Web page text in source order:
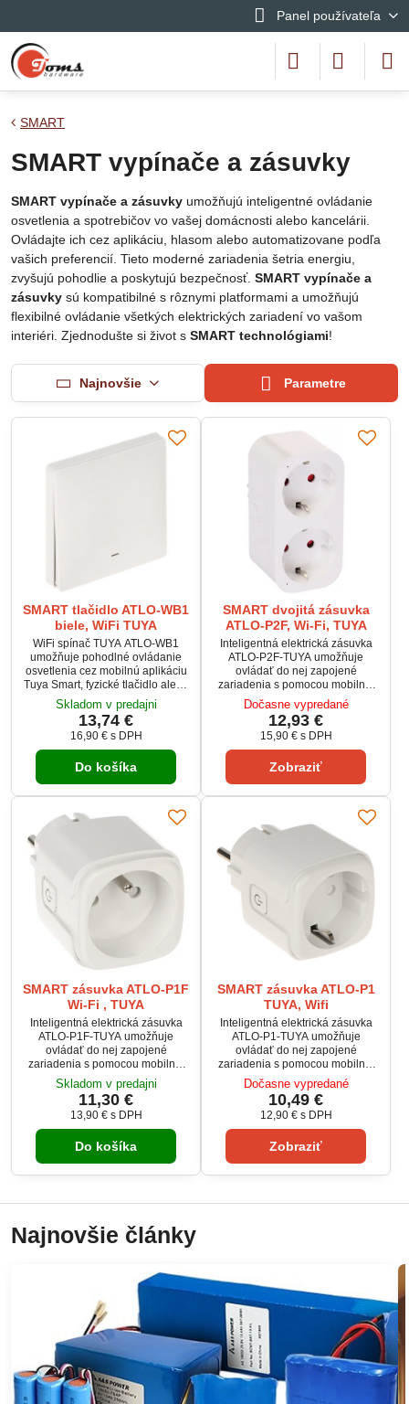
Panel používateľa
SMART
SMART vypínače a zásuvky
SMART vypínače a zásuvky umožňujú inteligentné ovládanie
osvetlenia a spotrebičov vo vašej domácnosti alebo kancelárii.
Ovládajte ich cez aplikáciu, hlasom alebo automatizovane podľa
vašich preferencií. Tieto moderné zariadenia šetria energiu,
zvyšujú pohodlie a poskytujú bezpečnosť. SMART vypínače a
zásuvky sú kompatibilné s rôznymi platformami a umožňujú
flexibilné ovládanie všetkých elektrických zariadení vo vašom
interiéri. Zjednodušte si život s SMART technológiami!
Najnovšie Parametre
SMART tlačidlo ATLO-WB1
biele, WiFi TUYA
WiFi spínač TUYA ATLO-WB1
umožňuje pohodlné ovládanie
osvetlenia cez mobilnú aplikáciu
Tuya Smart, fyzické tlačidlo alebo
hlasových asistentov Amazon
Alexa a Google Asistent. Vďaka
podpore harmonogramov,
časovačov a inteligentných scén
automatizuje každodenné
ovládanie svetiel. Pracuje v WiFi
2.4 GHz sieti a je určený pre
inštaláciu s pripojeným nulovým
vodičom. Ideálne riešenie pre
modernú...
Skladom v predajni
13,74 €
16,90 € s DPH
Do košíka
SMART dvojitá zásuvka
ATLO-P2F, Wi-Fi, TUYA
Inteligentná elektrická zásuvka
ATLO-P2F-TUYA umožňuje
ovládať do nej zapojené
zariadenia s pomocou mobilnej
aplikácie. Na správne fungovanie
zariadenia je nevyhnutné jeho
spojenie s Wi-Fi sieťou s
prístupom k internetu.Okrem
priameho ovládania má
zariadenie možnosť
harmonogramu zapínania a
vypínania a prepojenia s rôznymi
systémovými udalosťami.
Hlasové ovládanie umožňuje...
Dočasne vypredané
12,93 €
15,90 € s DPH
Zobraziť
SMART zásuvka ATLO-P1F
Wi-Fi , TUYA
Inteligentná elektrická zásuvka
ATLO-P1F-TUYA umožňuje
ovládať do nej zapojené
zariadenia s pomocou mobilnej
aplikácie. Na správne fungovanie
zariadenia je nevyhnutné jeho
spojenie s Wi-Fi sieťou s
prístupom k internetu.Okrem
priameho ovládania má
zariadenie možnosť
harmonogramu zapínania a
systémovými udalosťami.
Skladom v predajni
11,30 €
13,90 € s DPH
Do košíka
SMART zásuvka ATLO-P1
TUYA, Wifi
Inteligentná elektrická zásuvka
ATLO-P1-TUYA umožňuje
ovládať do nej zapojené
zariadenia s pomocou mobilnej
aplikácie. Na správne fungovanie
zariadenia je nevyhnutné jeho
spojenie s Wi-Fi sieťou s
prístupom k internetu. Okrem
priameho ovládania má
zariadenie možnosť
harmonogramu zapínania a
systémovými udalosťami.
Dočasne vypredané
10,49 €
12,90 € s DPH
Zobraziť
Najnovšie články